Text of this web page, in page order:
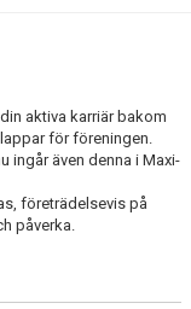
aktiva karriär bakom
för föreningen.
ingår även denna i Maxi-
företrädelsevis på
påverka.